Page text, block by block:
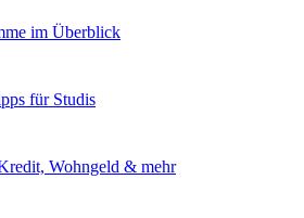
im Überblick
für Studis
Wohngeld & mehr